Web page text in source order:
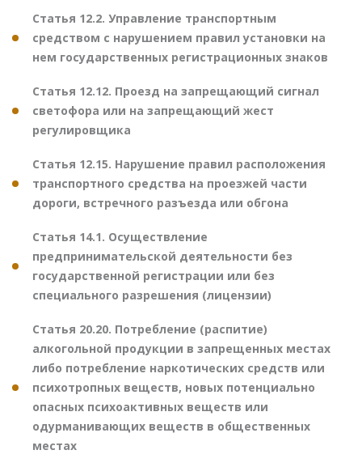
Статья 12.2. Управление транспортным
средством с нарушением правил установки на
нем государственных регистрационных знаков
Статья 12.12. Проезд на запрещающий сигнал
светофора или на запрещающий жест
регулировщика
Статья 12.15. Нарушение правил расположения
транспортного средства на проезжей части
дороги, встречного разъезда или обгона
Статья 14.1. Осуществление
предпринимательской деятельности без
государственной регистрации или без
специального разрешения (лицензии)
Статья 20.20. Потребление (распитие)
алкогольной продукции в запрещенных местах
либо потребление наркотических средств или
психотропных веществ, новых потенциально
опасных психоактивных веществ или
одурманивающих веществ в общественных
местах